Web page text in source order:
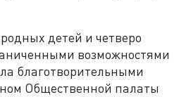
родных детей и четверо
возможностями
благотворительными
Общественной палаты